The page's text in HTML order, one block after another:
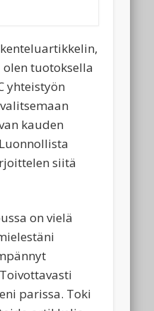
tuotoksella
yhteistyön
kauden
siitä
on vielä
parissa. Toki